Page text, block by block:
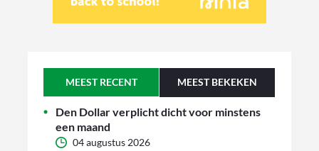
MEEST RECENT MEEST BEKEKEN
Den Dollar verplicht dicht voor minstens
een maand
04 augustus 2026